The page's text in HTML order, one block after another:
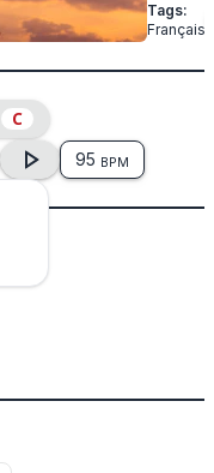
Tags:
Français
C
95 BPM